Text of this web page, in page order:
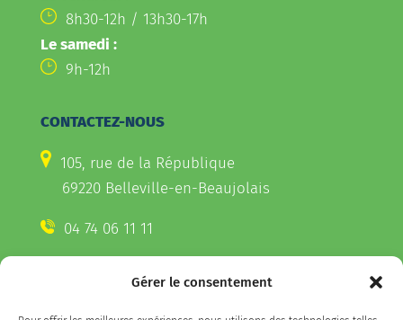
Gérer le consentement
8h30-12h / 13h30-17h
Le samedi :
9h-12h
CONTACTEZ-NOUS
105, rue de la République
69220 Belleville-en-Beaujolais
04 74 06 11 11
CONTACTEZ-NOUS